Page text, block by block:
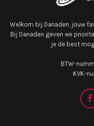
Welkom bij Danaden, jouw
Bij Danaden geven we
je de best
BTW-
KVK-